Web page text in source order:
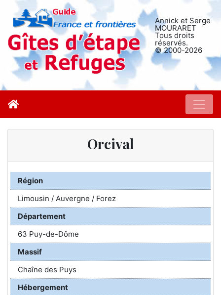
Annick et Serge
MOURARET
Tous droits
réservés.
© 2000-2026
Orcival
Région
Limousin / Auvergne / Forez
Département
63 Puy-de-Dôme
Massif
Chaîne des Puys
Hébergement